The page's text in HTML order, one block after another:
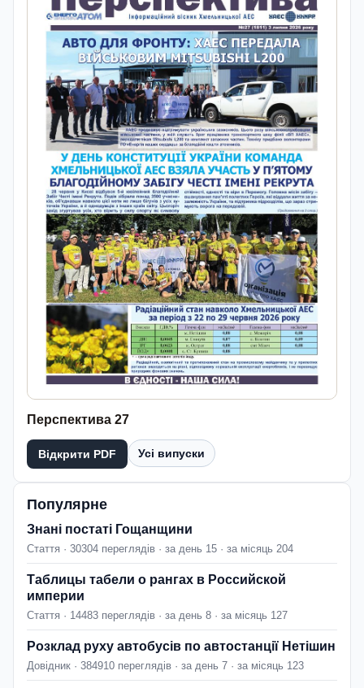
Перспектива 27
Відкрити PDF Усі випуски
Популярне
Знані постаті Гощанщини
Стаття · 30304 переглядів · за день 15 · за місяць 204
Таблицы табели о рангах в Российской
империи
Стаття · 14483 переглядів · за день 8 · за місяць 127
Розклад руху автобусів по автостанції Нетішин
Довідник · 384910 переглядів · за день 7 · за місяць 123